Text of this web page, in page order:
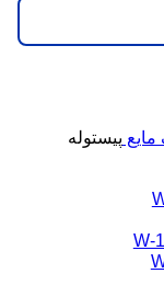
پیستوله